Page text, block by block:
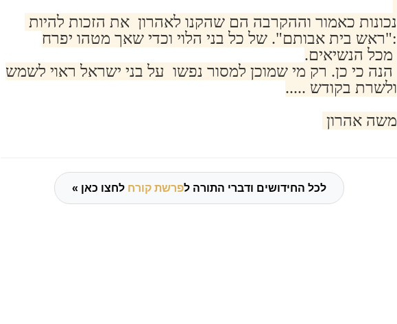
נכונות כאמור וההקרבה הם שהקנו לאהרון את הזכות להיות
:"ראש בית אבותם". של כל בני הלוי וכדי שאך מטהו יפרח
מכל הנשיאים.
הנה כי כן. רק מי שמוכן למסור נפשו על בני ישראל ראוי לשמש
ולשרת בקודש .....
משה אהרון
לכל החידושים ודברי התורה לפרשת קורח לחצו כאן »